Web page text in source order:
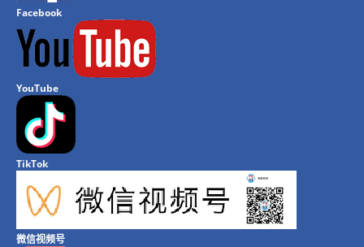
Facebook
YouTube
TikTok
微信视频号